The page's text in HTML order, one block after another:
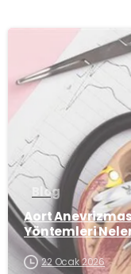
Blog
Aort
Yöntemleri
22 Ocak 2026